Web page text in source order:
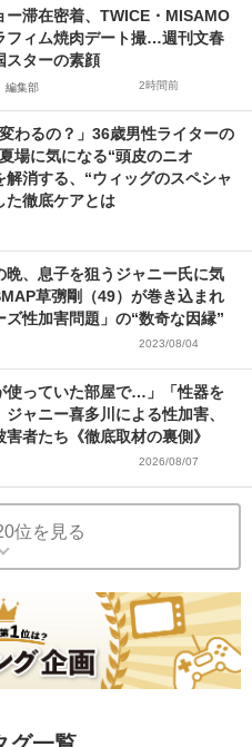
ー滞在密着、TWICE・MISAMO
フィム焼肉デート撮…週刊文春
スターの素顔
編集部 2時間前
わるの？」36歳男性ライターの
場に気になる“頭皮のニオ
解消する、“ウィッグのスペシャ
た徹底ケアとは
晩、息子を狙うジャニー氏に気
草彅剛（49）が巻き込まれ
ズ性加害問題」の“数奇な因縁”
2023/08/04
使っていた部屋で…」「性器を
ャニー喜多川による性加害、
者たち《徹底取材の裏側》
2026/08/07
位を見る